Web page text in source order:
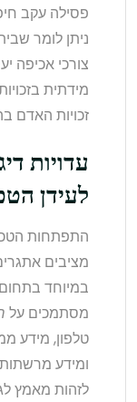
פסילה עקב
ניתן לומר
צורכי אכיפה
מידתית
זכויות האדם
עדויות
לעידן
התפתחות
מציבים
במיוחד בתחום
מסתמכים על
טלפון, מידע
ומידע
לזהות מאמץ